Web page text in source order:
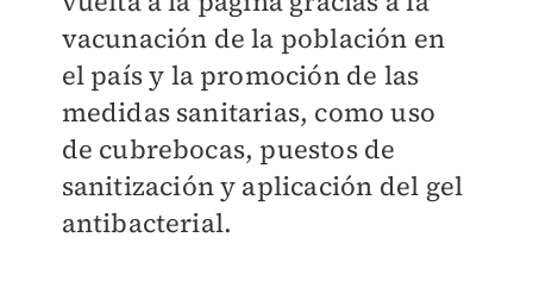
vacunación de la población en
el país y la promoción de las
medidas sanitarias, como uso
de cubrebocas, puestos de
sanitización y aplicación del gel
antibacterial.